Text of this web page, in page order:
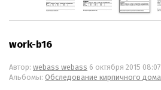
work-b16
Автор: webass webass 6 октября 2015 08:07
Альбомы: Обследование кирпичного дома